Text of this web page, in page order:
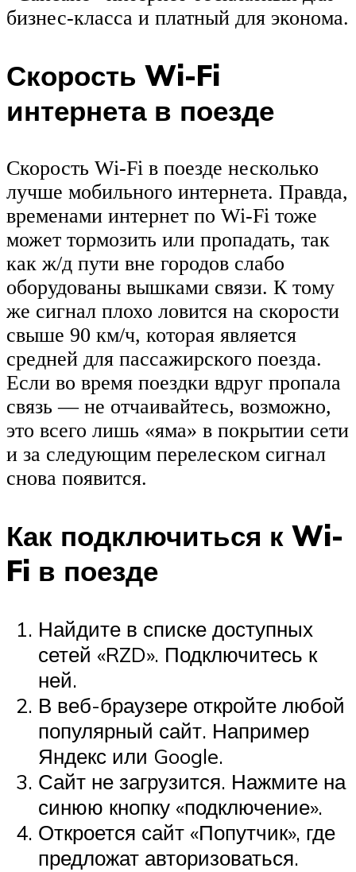
бизнес-класса и платный для эконома.
Скорость Wi-Fi
интернета в поезде
Скорость Wi-Fi в поезде несколько
лучше мобильного интернета. Правда,
временами интернет по Wi-Fi тоже
может тормозить или пропадать, так
как ж/д пути вне городов слабо
оборудованы вышками связи. К тому
же сигнал плохо ловится на скорости
свыше 90 км/ч, которая является
средней для пассажирского поезда.
Если во время поездки вдруг пропала
связь — не отчаивайтесь, возможно,
это всего лишь «яма» в покрытии сети
и за следующим перелеском сигнал
снова появится.
Как подключиться к Wi-
Fi в поезде
Найдите в списке доступных
сетей «RZD». Подключитесь к
ней.
В веб-браузере откройте любой
популярный сайт. Например
Яндекс или Google.
Сайт не загрузится. Нажмите на
синюю кнопку «подключение».
Откроется сайт «Попутчик», где
предложат авторизоваться.